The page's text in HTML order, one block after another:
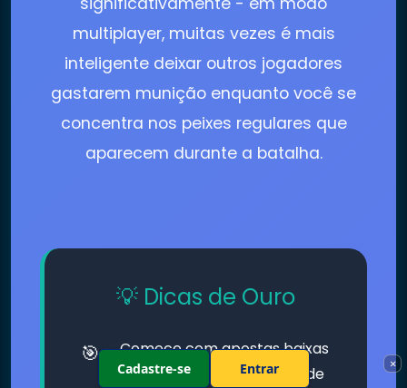
multiplayer, muitas vezes é mais
inteligente deixar outros jogadores
gastarem munição enquanto você se
concentra nos peixes regulares que
aparecem durante a batalha.
💡 Dicas de Ouro
Comece com apostas baixas
até entender os padrões de
×
Cadastre-se Entrar